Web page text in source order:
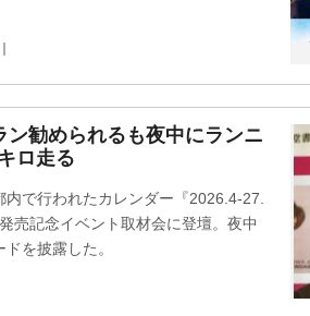
勧められるも夜中にランニ
ロ走る
で行われたカレンダー『2026.4-27.
売記念イベント取材会に登壇。夜中
を披露した。